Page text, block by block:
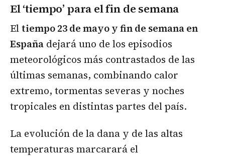
El ‘tiempo’ para el fin de semana
Eltiempo 23 de mayo y fin de semana en
España dejará uno de los episodios
meteorológicos más contrastados de las
últimas semanas, combinando calor
extremo, tormentas severas y noches
tropicales en distintas partes del país.
La evolución de la dana y de las altas
temperaturas marcarará el